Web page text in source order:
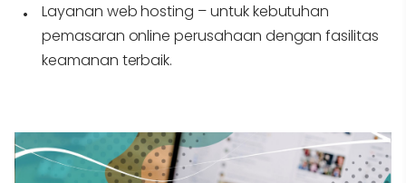
Layanan web hosting – untuk kebutuhan
pemasaran online perusahaan dengan fasilitas
keamanan terbaik.